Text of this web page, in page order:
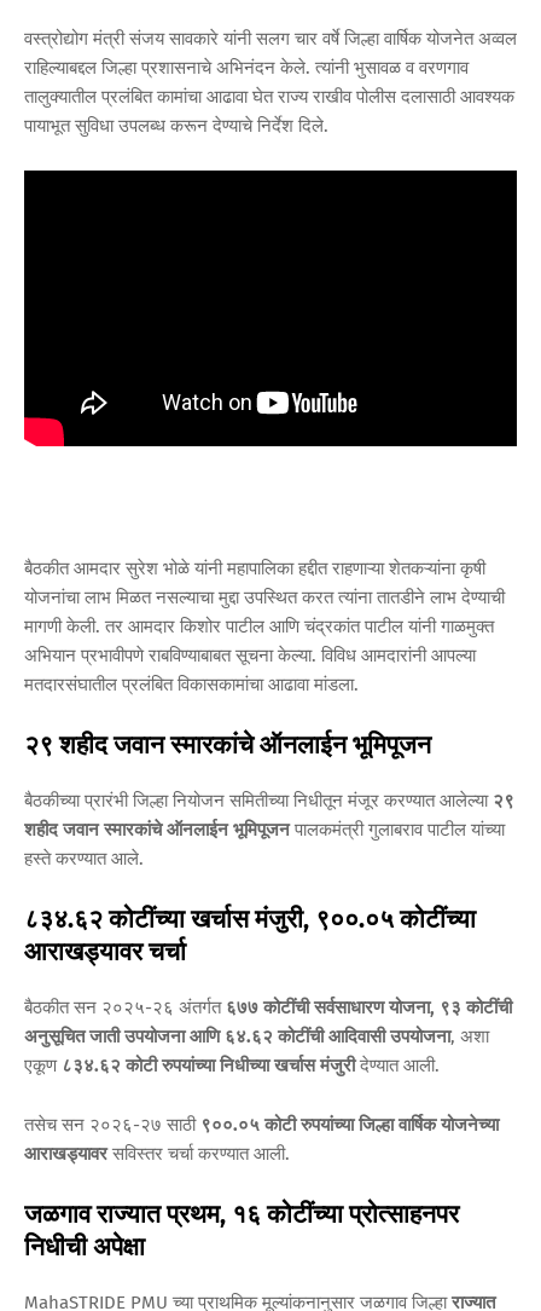
वस्त्रोद्योग मंत्री संजय सावकारे यांनी सलग चार वर्षे जिल्हा वार्षिक योजनेत अव्वल
राहिल्याबद्दल जिल्हा प्रशासनाचे अभिनंदन केले. त्यांनी भुसावळ व वरणगाव
तालुक्यातील प्रलंबित कामांचा आढावा घेत राज्य राखीव पोलीस दलासाठी आवश्यक
पायाभूत सुविधा उपलब्ध करून देण्याचे निर्देश दिले.
बैठकीत आमदार सुरेश भोळे यांनी महापालिका हद्दीत राहणाऱ्या शेतकऱ्यांना कृषी
योजनांचा लाभ मिळत नसल्याचा मुद्दा उपस्थित करत त्यांना तातडीने लाभ देण्याची
मागणी केली. तर आमदार किशोर पाटील आणि चंद्रकांत पाटील यांनी गाळमुक्त
अभियान प्रभावीपणे राबविण्याबाबत सूचना केल्या. विविध आमदारांनी आपल्या
मतदारसंघातील प्रलंबित विकासकामांचा आढावा मांडला.
२९ शहीद जवान स्मारकांचे ऑनलाईन भूमिपूजन
बैठकीच्या प्रारंभी जिल्हा नियोजन समितीच्या निधीतून मंजूर करण्यात आलेल्या २९
शहीद जवान स्मारकांचे ऑनलाईन भूमिपूजनपालकमंत्री गुलाबराव पाटील यांच्या
हस्ते करण्यात आले.
८३४.६२ कोटींच्या खर्चास मंजुरी, ९००.०५ कोटींच्या
आराखड्यावर चर्चा
बैठकीत सन २०२५-२६ अंतर्गत ६७७ कोटींची सर्वसाधारण योजना, ९३ कोटींची
अनुसूचित जाती उपयोजना आणि ६४.६२ कोटींची आदिवासी उपयोजना, अशा
एकूण ८३४.६२ कोटी रुपयांच्या निधीच्या खर्चास मंजुरीदेण्यात आली.
तसेच सन २०२६-२७ साठी ९००.०५ कोटी रुपयांच्या जिल्हा वार्षिक योजनेच्या
आराखड्यावरसविस्तर चर्चा करण्यात आली.
जळगाव राज्यात प्रथम, १६ कोटींच्या प्रोत्साहनपर
निधीची अपेक्षा
MahaSTRIDE PMU च्या प्राथमिक मूल्यांकनानुसार जळगाव जिल्हाराज्यात